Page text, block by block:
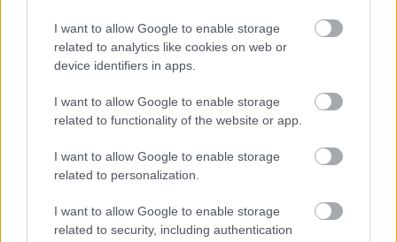
I want to allow Google to enable storage
related to analytics like cookies on web or
device identifiers in apps.
I want to allow Google to enable storage
related to functionality of the website or app.
I want to allow Google to enable storage
related to personalization.
I want to allow Google to enable storage
related to security, including authentication
szinkronhangok: halálos iramban 8.
Takács Máté•2017. április 09.
Ezzel a nyolcadikkal éppen fele-fele arányba
kerültek a szinkronizált és feliratos Halálos
iramban-epizódok, és nem mintha ebből bármiféle
következtetéseket kellene levonni, de előbbieket
módfelett többen nézték meg, mint utóbbiakat,